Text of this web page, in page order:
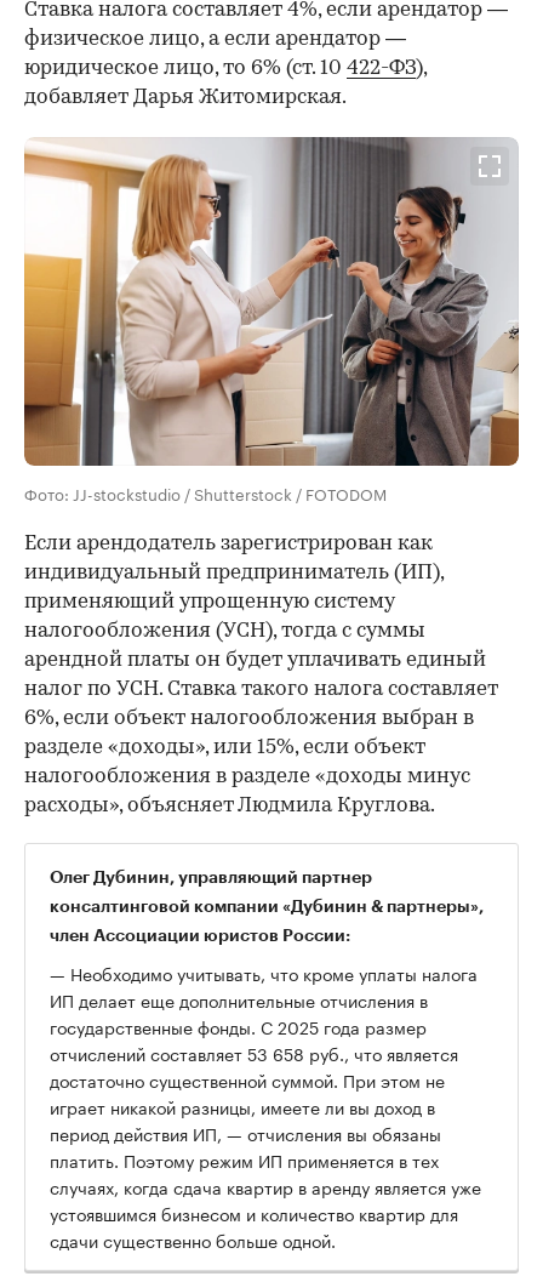
Ставка налога составляет 4%, если арендатор —
физическое лицо, а если арендатор —
юридическое лицо, то 6% (ст. 10 422-ФЗ),
добавляет Дарья Житомирская.
Фото: JJ-stockstudio / Shutterstock / FOTODOM
Если арендодатель зарегистрирован как
индивидуальный предприниматель (ИП),
применяющий упрощенную систему
налогообложения (УСН), тогда с суммы
арендной платы он будет уплачивать единый
налог по УСН. Ставка такого налога составляет
6%, если объект налогообложения выбран в
разделе «доходы», или 15%, если объект
налогообложения в разделе «доходы минус
расходы», объясняет Людмила Круглова.
Олег Дубинин, управляющий партнер
консалтинговой компании «Дубинин & партнеры»,
член Ассоциации юристов России:
— Необходимо учитывать, что кроме уплаты налога
ИП делает еще дополнительные отчисления в
государственные фонды. С 2025 года размер
отчислений составляет 53 658 руб., что является
достаточно существенной суммой. При этом не
играет никакой разницы, имеете ли вы доход в
период действия ИП, — отчисления вы обязаны
платить. Поэтому режим ИП применяется в тех
случаях, когда сдача квартир в аренду является уже
устоявшимся бизнесом и количество квартир для
сдачи существенно больше одной.